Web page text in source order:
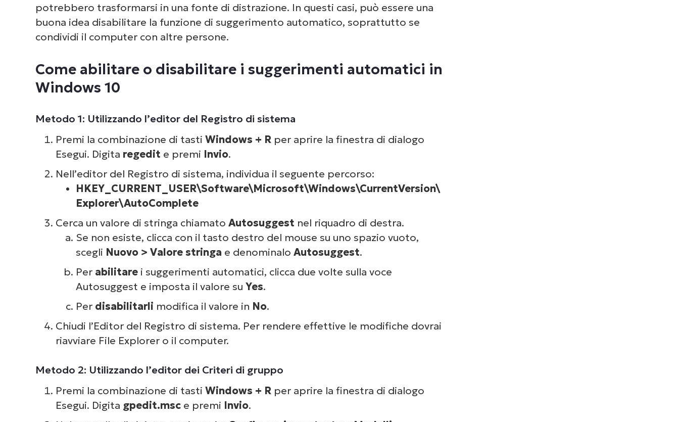
Domande frequenti (FAQ)
Perché potresti avere bisogno di configurare i suggerimenti automatici di
potrebbero trasformarsi in una fonte di distrazione. In questi casi, può essere una
buona idea disabilitare la funzione di suggerimento automatico, soprattutto se
condividi il computer con altre persone.
Come abilitare o disabilitare i suggerimenti automatici in
Windows 10
Metodo 1: Utilizzando l’editor del Registro di sistema
Premi la combinazione di tasti Windows + Rper aprire la finestra di dialogo
Esegui. Digita regedit e premi Invio.
Nell’editor del Registro di sistema, individua il seguente percorso:
HKEY_CURRENT_USER\Software\Microsoft\Windows\CurrentVersion\
Explorer\AutoComplete
Cerca un valore di stringa chiamato Autosuggest nel riquadro di destra.
Se non esiste, clicca con il tasto destro del mouse su uno spazio vuoto,
scegli Nuovo > Valore stringa e denominalo Autosuggest.
Per abilitarei suggerimenti automatici, clicca due volte sulla voce
Autosuggest e imposta il valore su Yes.
Per disabilitarli modifica il valore in No.
Chiudi l’Editor del Registro di sistema. Per rendere effettive le modifiche dovrai
riavviare File Explorer o il computer.
Metodo 2: Utilizzando l’editor dei Criteri di gruppo
Premi la combinazione di tasti Windows + Rper aprire la finestra di dialogo
Esegui. Digita gpedit.msce premi Invio.